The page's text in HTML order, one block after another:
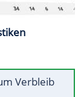
Verbleib